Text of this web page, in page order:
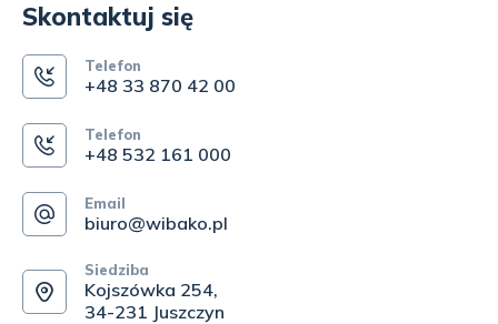
Skontaktuj się
Telefon
+48 33 870 42 00
Telefon
+48 532 161 000
Email
biuro@wibako.pl
Siedziba
Kojszówka 254,
34-231 Juszczyn